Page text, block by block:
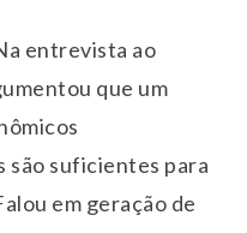
entrevista ao
que um
são suficientes para
em geração de